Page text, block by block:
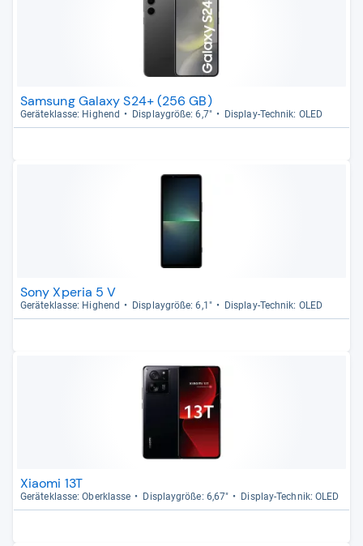
Samsung Galaxy S24+ (256 GB)
Gerä­te­klasse: Hig­hend Dis­play­größe: 6,7" Dis­play-​Tech­nik: OLED
Sony Xperia 5 V
Gerä­te­klasse: Hig­hend Dis­play­größe: 6,1" Dis­play-​Tech­nik: OLED
Xiaomi 13T
Gerä­te­klasse: Ober­klasse Dis­play­größe: 6,67" Dis­play-​Tech­nik: OLED